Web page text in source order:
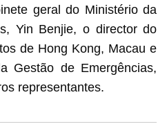
geral do Ministério da
Yin Benjie, o director do
de Hong Kong, Macau e
Gestão de Emergências,
representantes.